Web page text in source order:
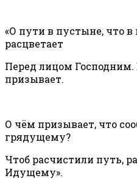
«О пути в пустыне, что
расцветает
Перед лицом
призывает.
О чём призывает, что
грядущему?
Чтоб расчистили путь,
Идущему».